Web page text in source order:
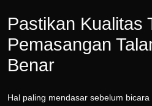
Pastikan Kualitas
Pemasangan
Benar
Hal paling mendasar sebelum